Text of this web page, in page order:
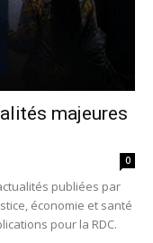
majeures
0
publiées par
économie et santé
pour la RDC.